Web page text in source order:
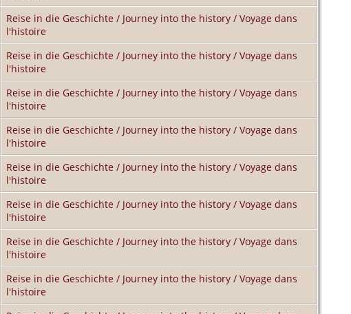
Reise in die Geschichte / Journey into the history / Voyage dans
l'histoire
Reise in die Geschichte / Journey into the history / Voyage dans
l'histoire
Reise in die Geschichte / Journey into the history / Voyage dans
l'histoire
Reise in die Geschichte / Journey into the history / Voyage dans
l'histoire
Reise in die Geschichte / Journey into the history / Voyage dans
l'histoire
Reise in die Geschichte / Journey into the history / Voyage dans
l'histoire
Reise in die Geschichte / Journey into the history / Voyage dans
l'histoire
Reise in die Geschichte / Journey into the history / Voyage dans
l'histoire